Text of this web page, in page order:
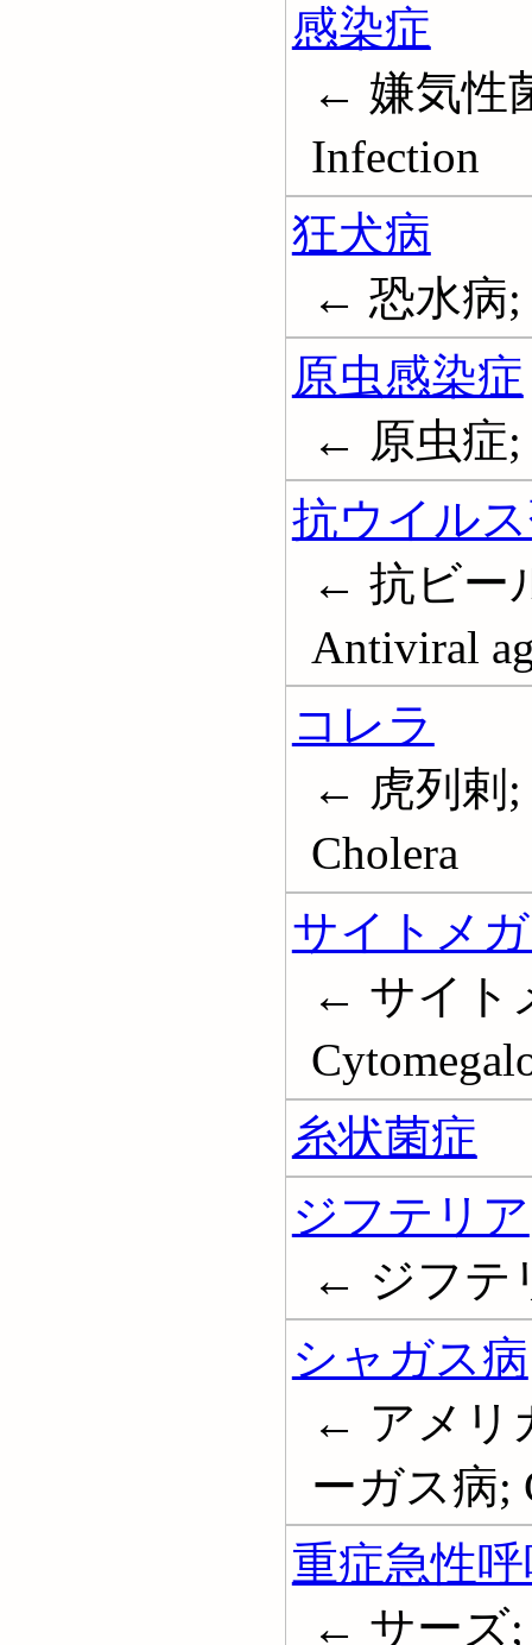
感染症
← 嫌気性
Infection
狂犬病
← 恐水病;
原虫感染症
← 原虫症;
抗ウイル
← 抗ビー
Antiviral
コレラ
← 虎列剌;
Cholera
サイトメ
← サイト
糸状菌症
ジフテリア
← ジフテ
シャガス病
← アメリ
ーガス病;
重症急性
← サーズ;